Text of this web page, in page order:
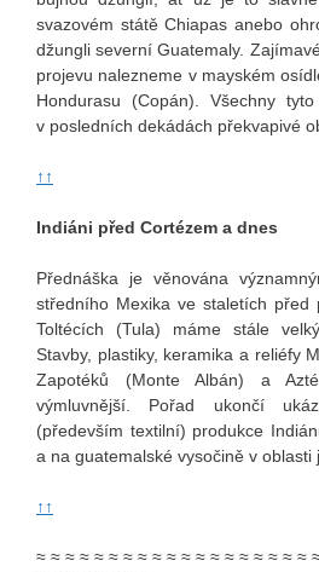
svazovém státě Chiapas anebo
džungli severní Guatemaly.
projevu nalezneme v mayském
Hondurasu (Copán). Všechny
v posledních dekádách překvapivé
↑↑
Indiáni před Cortézem a dnes
Přednáška je věnována
středního Mexika ve staletích před
Toltécích (Tula) máme stále
Stavby, plastiky, keramika a reliéfy
Zapotéků (Monte Albán) a
výmluvnější. Pořad ukončí
(především textilní) produkce
a na guatemalské vysočině v oblasti
↑↑
≈ ≈ ≈ ≈ ≈ ≈ ≈ ≈ ≈ ≈ ≈ ≈ ≈ ≈ ≈ ≈ ≈ ≈ ≈